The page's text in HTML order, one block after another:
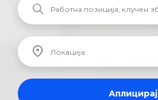
Аплицирај